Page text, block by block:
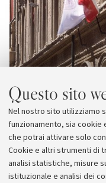
Questo sito
Nel nostro sito utilizziamo
funzionamento, sia
che potrai attivare solo
Cookie e altri strumenti di
analisi statistiche, misure
istituzionale e analisi dei